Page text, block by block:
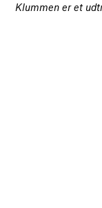
Klummen er et